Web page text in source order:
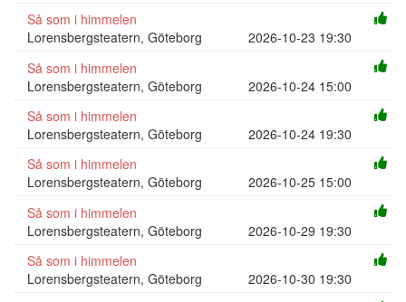
Så som i himmelen
Lorensbergsteatern, Göteborg
2026-10-23 19:30
Så som i himmelen
Lorensbergsteatern, Göteborg
2026-10-24 15:00
Så som i himmelen
Lorensbergsteatern, Göteborg
2026-10-24 19:30
Så som i himmelen
Lorensbergsteatern, Göteborg
2026-10-25 15:00
Så som i himmelen
Lorensbergsteatern, Göteborg
2026-10-29 19:30
Så som i himmelen
Lorensbergsteatern, Göteborg
2026-10-30 19:30